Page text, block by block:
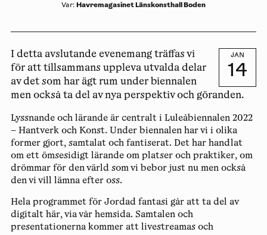
Var: Havremagasinet Länskonsthall Boden
JAN
14
I detta avslutande evenemang träffas vi
för att tillsammans uppleva utvalda delar
av det som har ägt rum under biennalen
men också ta del av nya perspektiv och göranden.
Lyssnande och lärande är centralt i Luleåbiennalen 2022
– Hantverk och Konst. Under biennalen har vi i olika
former gjort, samtalat och fantiserat. Det har handlat
om ett ömsesidigt lärande om platser och praktiker, om
drömmar för den värld som vi bebor just nu men också
den vi vill lämna efter oss.
Hela programmet för Jordad fantasi går att ta del av
digitalt här, via vår hemsida. Samtalen och
presentationerna kommer att livestreamas och